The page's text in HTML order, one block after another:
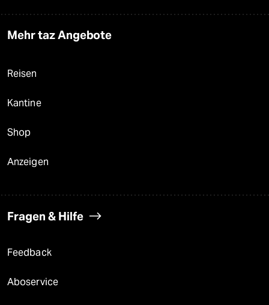
Mehr taz Angebote
Reisen
Kantine
Shop
Anzeigen
Fragen & Hilfe
Feedback
Aboservice